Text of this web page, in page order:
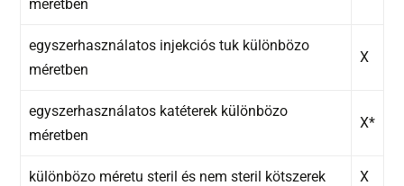
méretben
egyszerhasználatos injekciós tuk különbözo
méretben
X
egyszerhasználatos katéterek különbözo
méretben
X*
különbözo méretu steril és nem steril kötszerek X